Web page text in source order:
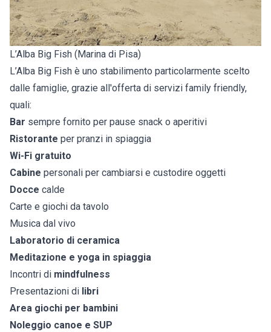
L’Alba Big Fish (Marina di Pisa)
L’Alba Big Fish è uno stabilimento particolarmente scelto
dalle famiglie, grazie all'offerta di servizi family friendly,
quali:
Bar sempre fornito per pause snack o aperitivi
Ristorante per pranzi in spiaggia
Wi-Fi gratuito
Cabine personali per cambiarsi e custodire oggetti
Docce calde
Carte e giochi da tavolo
Musica dal vivo
Laboratorio di ceramica
Meditazione e yoga in spiaggia
Incontri di mindfulness
Presentazioni di libri
Area giochi per bambini
Noleggio canoe e SUP